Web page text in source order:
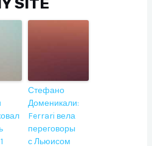
Стефано
Доменикали:
Ferrari вела
переговоры
с Льюисом